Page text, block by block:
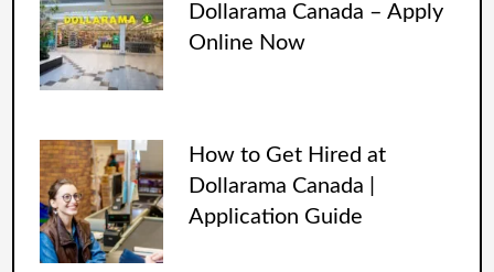
Dollarama Canada – Apply
Online Now
How to Get Hired at
Dollarama Canada |
Application Guide